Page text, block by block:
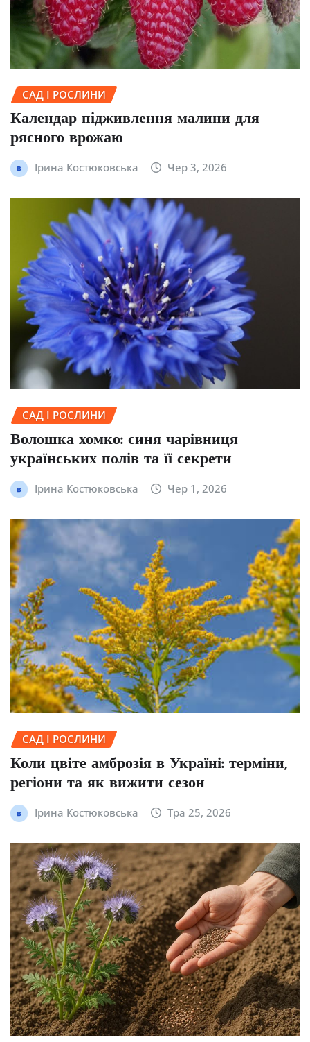
САД І РОСЛИНИ
Календар підживлення малини для
рясного врожаю
Ірина Костюковська Чер 3, 2026
САД І РОСЛИНИ
Волошка хомко: синя чарівниця
українських полів та її секрети
Ірина Костюковська Чер 1, 2026
САД І РОСЛИНИ
Коли цвіте амброзія в Україні: терміни,
регіони та як вижити сезон
Ірина Костюковська Тра 25, 2026